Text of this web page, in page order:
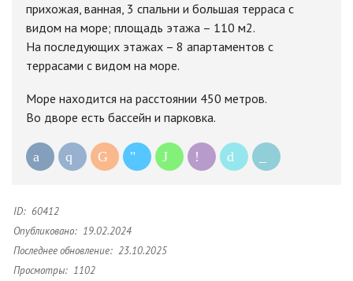
прихожая, ванная, 3 спальни и большая терраса с
видом на море; площадь этажа – 110 м2.
На последующих этажах – 8 апартаментов с
террасами с видом на море.
Море находится на расстоянии 450 метров.
Во дворе есть бассейн и парковка.
ID: 60412
Опубликовано: 19.02.2024
Последнее обновление: 23.10.2025
Просмотры: 1102